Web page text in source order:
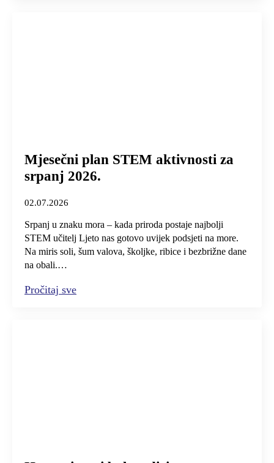
Mjesečni plan STEM aktivnosti za
srpanj 2026.
02.07.2026
Srpanj u znaku mora – kada priroda postaje najbolji
STEM učitelj Ljeto nas gotovo uvijek podsjeti na more.
Na miris soli, šum valova, školjke, ribice i bezbrižne dane
na obali.…
Pročitaj sve